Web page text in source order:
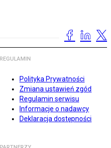
REGULAMIN
Polityka Prywatności
Zmiana ustawień zgód
Regulamin serwisu
Informacje o nadawcy
Deklaracja dostępności